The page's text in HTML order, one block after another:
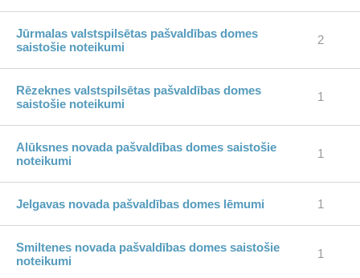
Jūrmalas valstspilsētas pašvaldības domes
saistošie noteikumi
2
Rēzeknes valstspilsētas pašvaldības domes
saistošie noteikumi
1
Alūksnes novada pašvaldības domes saistošie
noteikumi
1
Jelgavas novada pašvaldības domes lēmumi 1
Smiltenes novada pašvaldības domes saistošie
noteikumi
1